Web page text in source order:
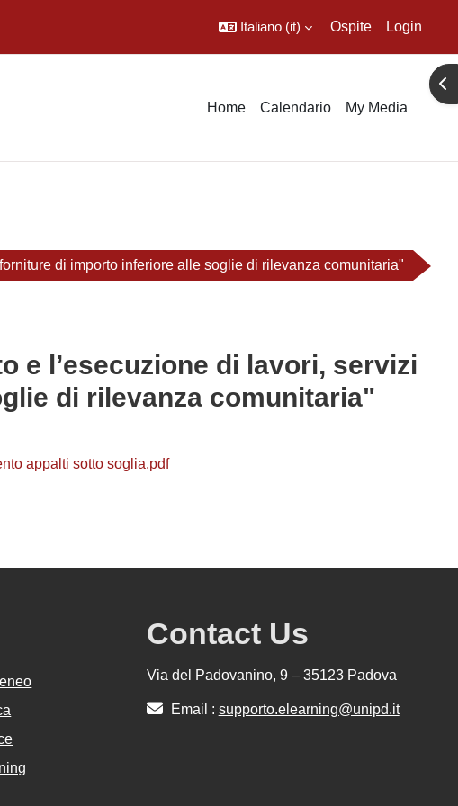
Italiano ‎(it)‎ Ospite Login
Home Calendario My Media
di importo inferiore alle soglie di rilevanza comunitaria"
e l’esecuzione di lavori, servizi
di rilevanza comunitaria"
appalti sotto soglia.pdf
Contact Us
Via del Padovanino, 9 – 35123 Padova
Email : supporto.elearning@unipd.it